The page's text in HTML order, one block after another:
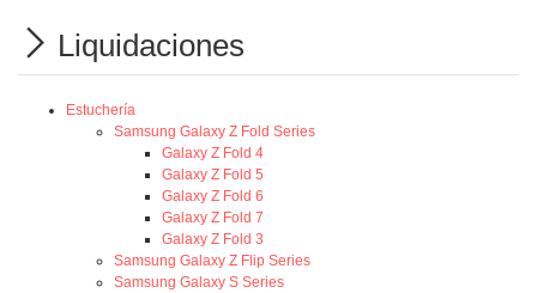
Liquidaciones
Estuchería
Samsung Galaxy Z Fold Series
Galaxy Z Fold 4
Galaxy Z Fold 5
Galaxy Z Fold 6
Galaxy Z Fold 7
Galaxy Z Fold 3
Samsung Galaxy Z Flip Series
Samsung Galaxy S Series